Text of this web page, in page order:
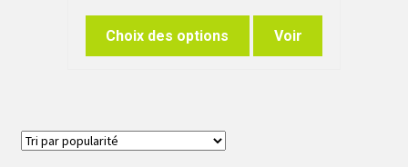
Choix des options Voir